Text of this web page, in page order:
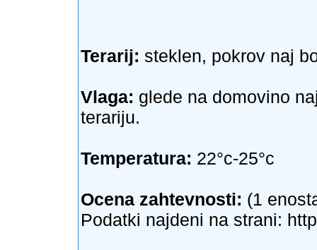
Terarij: steklen, pokrov naj
Vlaga: glede na domovino
terariju.
Temperatura: 22°c-25°c
Ocena zahtevnosti: (1
Podatki najdeni na strani: